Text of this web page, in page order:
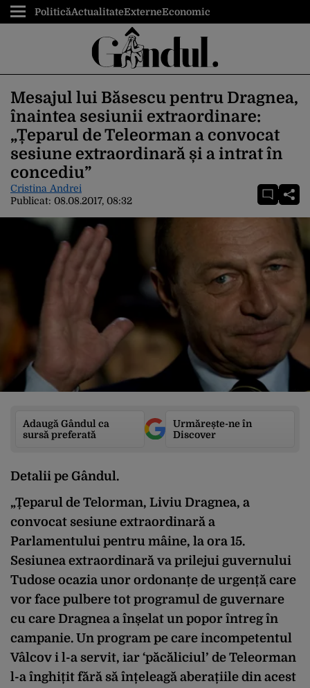
PoliticăActualitateExterneEconomic
Mesajul lui Băsescu pentru Dragnea,
înaintea sesiunii extraordinare:
„Țeparul de Teleorman a convocat
sesiune extraordinară și a intrat în
concediu”
Cristina Andrei
Publicat: 08.08.2017, 08:32
Adaugă Gândul ca
sursă preferată
Urmărește-ne în
Discover
Detalii pe Gândul.
„Țeparul de Telorman, Liviu Dragnea, a
convocat sesiune extraordinară a
Parlamentului pentru mâine, la ora 15.
Sesiunea extraordinară va prilejui guvernului
Tudose ocazia unor ordonanțe de urgență care
vor face pulbere tot programul de guvernare
cu care Dragnea a înșelat un popor întreg în
campanie. Un program pe care incompetentul
Vâlcov i l-a servit, iar ‘păcăliciul’ de Teleorman
l-a înghițit fără să înțeleagă aberațiile din acest